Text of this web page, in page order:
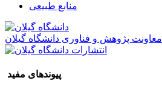
منابع طبیعی
معاونت پژوهش و فناوری دانشگاه گیلان
پیوندهای مفید